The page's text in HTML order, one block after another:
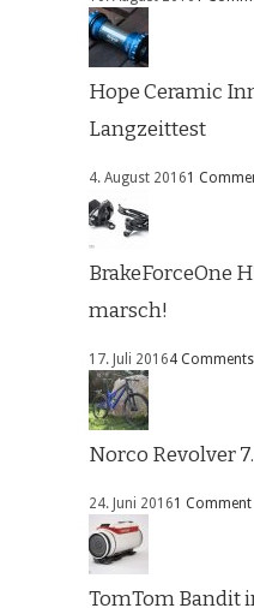
Hope Ceramic
Langzeittest
4. August 20161
BrakeForceOne
marsch!
17. Juli 20164 Comments
Norco Revolver
24. Juni 20161 Comment
TomTom Bandit